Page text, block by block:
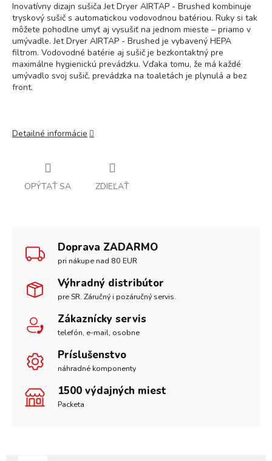
Inovatívny dizajn sušiča Jet Dryer AIRTAP - Brushed kombinuje
tryskový sušič s automatickou vodovodnou batériou. Ruky si tak
môžete pohodlne umyť aj vysušiť na jednom mieste – priamo v
umývadle. Jet Dryer AIRTAP - Brushed je vybavený HEPA
filtrom. Vodovodné batérie aj sušič je bezkontaktný pre
maximálne hygienickú prevádzku. Vďaka tomu, že má každé
umývadlo svoj sušič, prevádzka na toaletách je plynulá a bez
front.
Detailné informácie
OPÝTAŤ SA ZDIEĽAŤ
Doprava ZADARMO
pri nákupe nad 80 EUR
Výhradný distribútor
pre SR. Záručný i pozáručný servis.
Zákaznícky servis
telefón, e-mail, osobne
Príslušenstvo
náhradné komponenty
1500 výdajných miest
Packeta